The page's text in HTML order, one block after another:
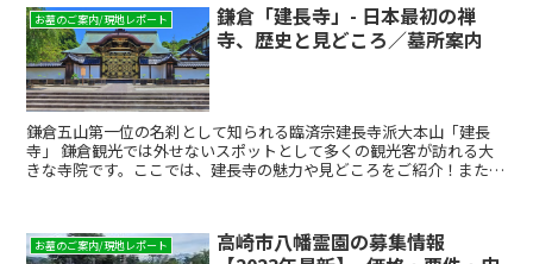
お墓のご案内/現地レポート
鎌倉「建長寺」- 日本最初の禅
寺、歴史と見どころ／墓所案内
鎌倉五山第一位の名刹として知られる臨済宗建長寺派大本山「建長
寺」 鎌倉観光では外せないスポットとして多くの観光客が訪れる大
きな寺院です。ここでは、建長寺の魅力や見どころをご紹介！また、
お墓のご案内/現地レポート
高崎市八幡霊園の募集情報